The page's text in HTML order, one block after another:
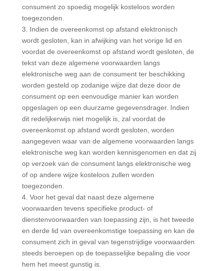
consument zo spoedig mogelijk kosteloos worden
toegezonden.
3. Indien de overeenkomst op afstand elektronisch
wordt gesloten, kan in afwijking van het vorige lid en
voordat de overeenkomst op afstand wordt gesloten, de
tekst van deze algemene voorwaarden langs
elektronische weg aan de consument ter beschikking
worden gesteld op zodanige wijze dat deze door de
consument op een eenvoudige manier kan worden
opgeslagen op een duurzame gegevensdrager. Indien
dit redelijkerwijs niet mogelijk is, zal voordat de
overeenkomst op afstand wordt gesloten, worden
aangegeven waar van de algemene voorwaarden langs
elektronische weg kan worden kennisgenomen en dat zij
op verzoek van de consument langs elektronische weg
of op andere wijze kosteloos zullen worden
toegezonden.
4. Voor het geval dat naast deze algemene
voorwaarden tevens specifieke product- of
dienstenvoorwaarden van toepassing zijn, is het tweede
en derde lid van overeenkomstige toepassing en kan de
consument zich in geval van tegenstrijdige voorwaarden
steeds beroepen op de toepasselijke bepaling die voor
hem het meest gunstig is.